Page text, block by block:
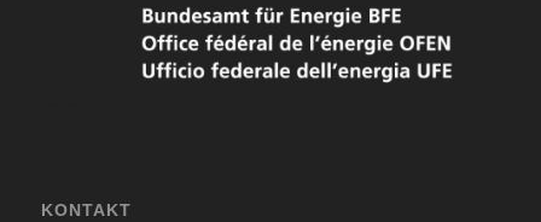
KONTAKT